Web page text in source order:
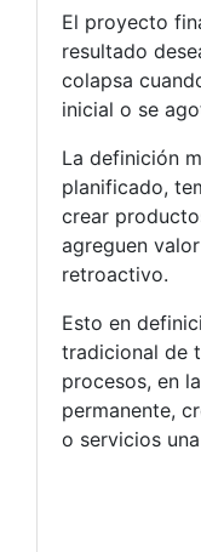
El proyecto
resultado
colapsa
inicial o se
La definición
planificado,
crear
agreguen
retroactivo.
Esto en
tradicional de
procesos, en
permanente,
o servicios